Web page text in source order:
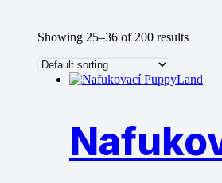
Showing 25–36 of 200 results